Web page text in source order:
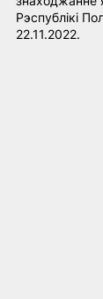
Рэспублікі
22.11.2022.